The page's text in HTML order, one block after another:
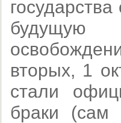
будущую
вторых, 1
стали
браки (сам